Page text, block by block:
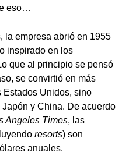
eso…
la empresa abrió en 1955
inspirado en los
que al principio se pensó
se convirtió en más
Estados Unidos, sino
y China. De acuerdo
Angeles Times, las
resorts) son
anuales.